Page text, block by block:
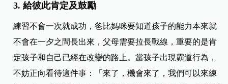
3. 給彼此肯定及鼓勵
練習不會一次就成功，爸比媽咪要知道孩子的能力本來就
不會在一夕之間長出來，父母需要拉長戰線，重要的是肯
定孩子和自己已經在改變的路上。當孩子出現霸道行為，
不妨正向看待這件事：「來了，機會來了，我們可以來練